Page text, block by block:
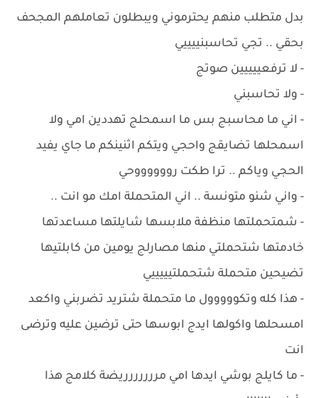
بدل متطلب منهم يحترموني ويبطلون تعاملهم المجحف
بحقي .. تجي تحاسبنييييي
- لا ترفعييييين صوتج
- ولا تحاسبني
- اني ما محاسبج بس ما اسمحلج تهددين امي ولا
اسمحلها تضايقج واحجي ويتكم اثنينكم ما جاي يفيد
الحجي وياكم .. ترا طكت رووووووحي
- واني شنو متونسة .. اني المتحملة امك مو انت ..
- شمتحملتها منظفة ملابسها شايلتها مساعدتها
خادمتها شتحملتي منها مصارلج يومين من كابلتيها
تضيحين متحملة شتحملتيييييي
- هذا كله وتكووووول ما متحملة شتريد تضربني واكعد
امسحلها واكولها ايدج ابوسها حتى ترضين عليه وترضى
انت
- ما كايلج بوشي ايدها امي مررررررريضة كلامج هذا